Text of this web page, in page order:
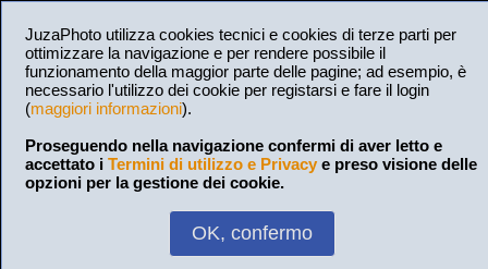
JuzaPhoto utilizza cookies tecnici e cookies di terze parti per
ottimizzare la navigazione e per rendere possibile il
funzionamento della maggior parte delle pagine; ad esempio, è
necessario l'utilizzo dei cookie per registarsi e fare il login
(maggiori informazioni).
Proseguendo nella navigazione confermi di aver letto e
accettato i Termini di utilizzo e Privacy e preso visione delle
opzioni per la gestione dei cookie.
OK, confermo